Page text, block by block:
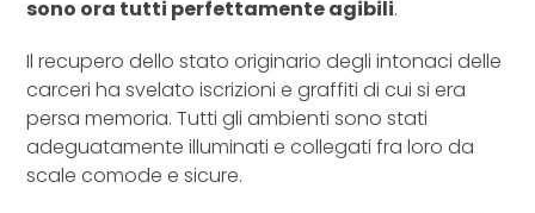
sono ora tutti perfettamente agibili.
Il recupero dello stato originario degli intonaci delle
carceri ha svelato iscrizioni e graffiti di cui si era
persa memoria. Tutti gli ambienti sono stati
adeguatamente illuminati e collegati fra loro da
scale comode e sicure.